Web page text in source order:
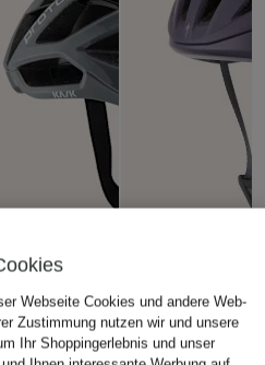
Webseite Cookies und andere Web-
Zustimmung nutzen wir und unsere
Ihr Shoppingerlebnis und unser